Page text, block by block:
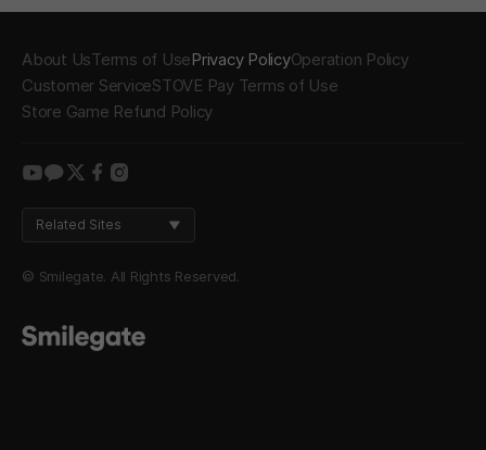
About UsTerms of UsePrivacy PolicyOperation Policy
Customer ServiceSTOVE Pay Terms of Use
Store Game Refund Policy
youtube
kakao
twitter
facebook
instagram
Related Sites
© Smilegate. All Rights Reserved.